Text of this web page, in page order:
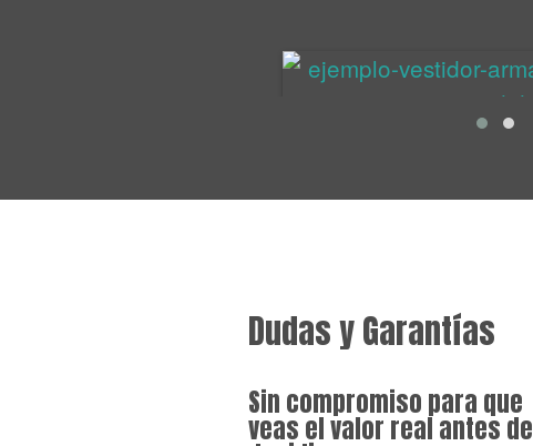
Dudas y Garantías
Sin compromiso para que
veas el valor real antes de